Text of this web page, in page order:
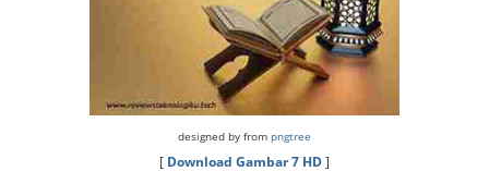
designed by from pngtree
[ Download Gambar 7 HD]